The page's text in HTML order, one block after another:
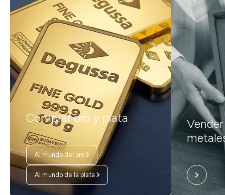
Comprar oro y plata
Al mundo del oro
Al mundo de la plata